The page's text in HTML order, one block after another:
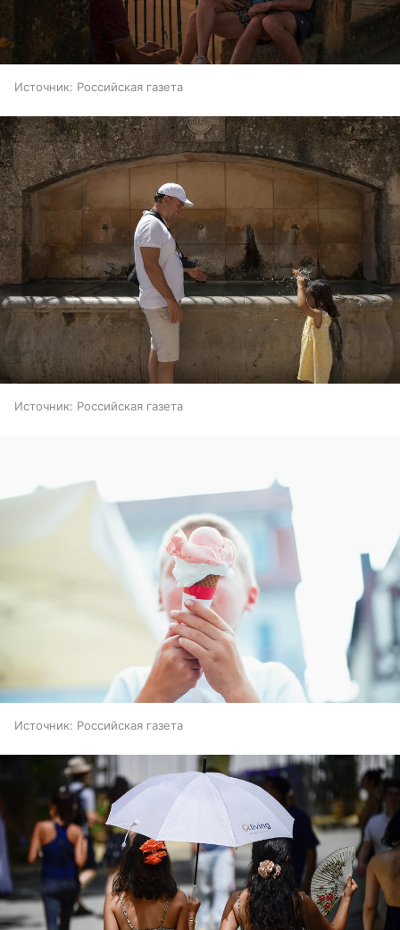
Источник: Российская газета
Источник: Российская газета
Источник: Российская газета